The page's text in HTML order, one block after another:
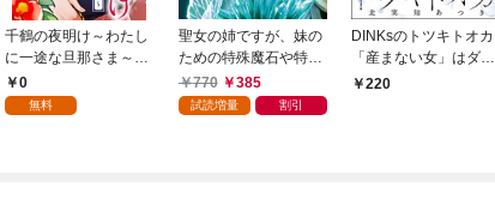
千鶴の夜明け～わたし
に一途な旦那さま～
【分冊版】 1話「北条
家の生贄（１）」
0
無料
聖女の姉ですが、妹の
ための特殊魔石や特殊
薬草の採取をやめた
ら、隣国の魔術師様の
770 385
試読増量 割引
DINKsのトツキトオカ
「産まない女」はダメ
ですか？（分冊版）
220